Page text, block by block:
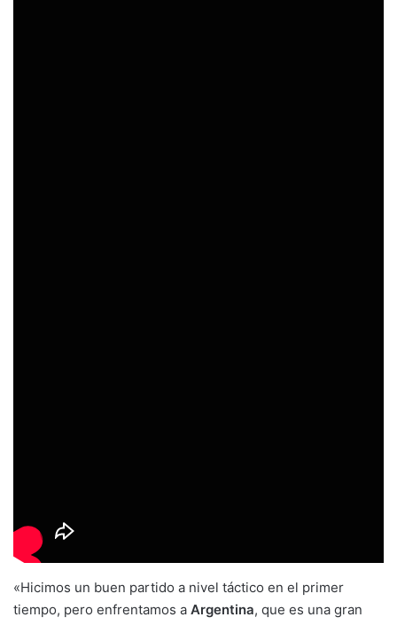
«Hicimos un buen partido a nivel táctico en el primer
tiempo, pero enfrentamos a Argentina, que es una gran